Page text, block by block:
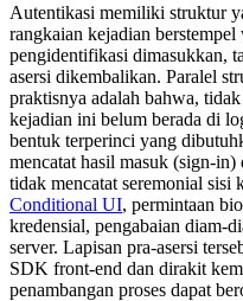
Autentikasi memiliki struktur
rangkaian kejadian
pengidentifikasi dimasukkan,
asersi dikembalikan. Paralel
praktisnya adalah bahwa,
kejadian ini belum berada di
bentuk terperinci yang
mencatat hasil masuk (sign-
tidak mencatat seremonial sisi
Conditional UI, permintaan
kredensial, pengabaian diam-
server. Lapisan pra-asersi
SDK front-end dan dirakit
penambangan proses dapat